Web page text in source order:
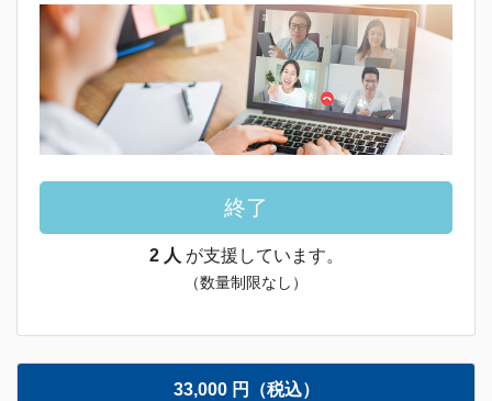
終了
2 人 が支援しています。
（数量制限なし）
33,000 円（税込）